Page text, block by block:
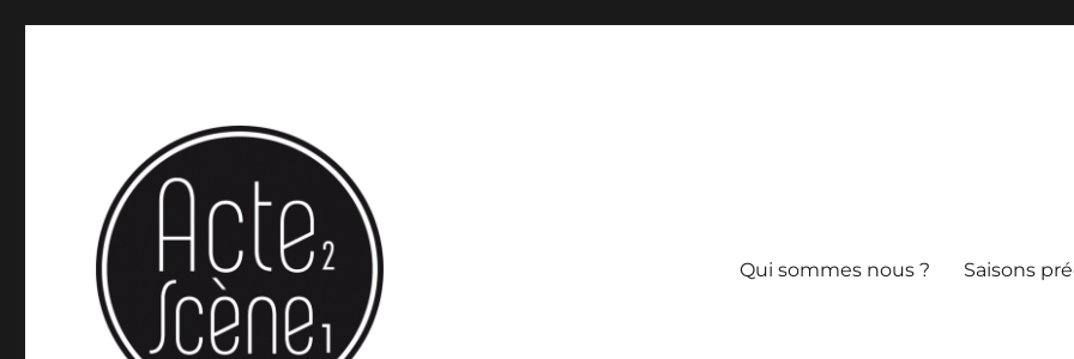
Qui sommes nous ? Saisons